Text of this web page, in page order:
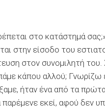
στο κατάστημά
στην είσοδο του
στον συνομιλητή
κάπου αλλού; Γνωρίζω
ήταν ένα από τα
εκεί, αφού δεν